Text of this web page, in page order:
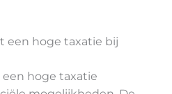
een hoge taxatie bij
hoge taxatie